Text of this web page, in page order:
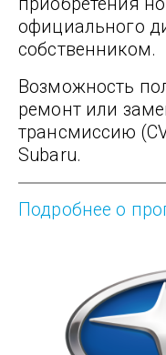
официального
собственником.
Возможность
ремонт или
трансмиссию
Subaru.
Подробнее о